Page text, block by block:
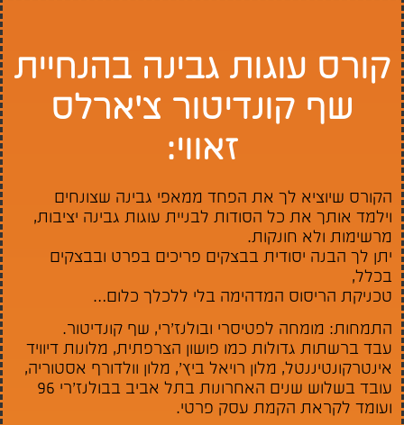
קורס עוגות גבינה בהנחיית
שף קונדיטור צ'ארלס
זאווי:
הקורס שיוציא לך את הפחד ממאפי גבינה שצונחים
וילמד אותך את כל הסודות לבניית עוגות גבינה יציבות,
מרשימות ולא חונקות.
יתן לך הבנה יסודית בבצקים פריכים בפרט ובבצקים
בכלל,
טכניקת הריסוס המדהימה בלי ללכלך כלום…
התמחות: מומחה לפטיסרי ובולנז’רי, שף קונדיטור.
עבד ברשתות גדולות כמו פושון הצרפתית, מלונות דיוויד
אינטרקונטיננטל, מלון רויאל ביץ’, מלון וולדורף אסטוריה,
עובד בשלוש שנים האחרונות בתל אביב בבולנז’רי 96
ועומד לקראת הקמת עסק פרטי.